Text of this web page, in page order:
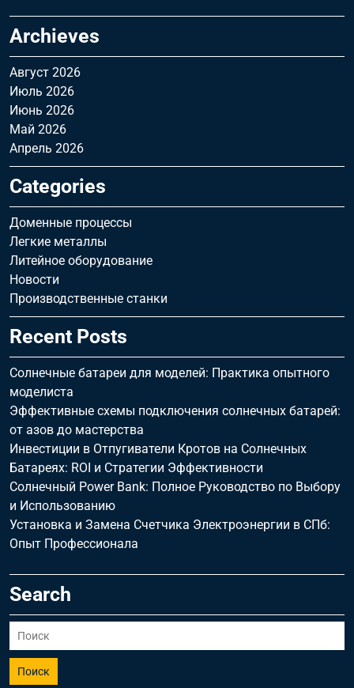
Archieves
Август 2026
Июль 2026
Июнь 2026
Май 2026
Апрель 2026
Categories
Доменные процессы
Легкие металлы
Литейное оборудование
Новости
Производственные станки
Recent Posts
Солнечные батареи для моделей: Практика опытного
моделиста
Эффективные схемы подключения солнечных батарей:
от азов до мастерства
Инвестиции в Отпугиватели Кротов на Солнечных
Батареях: ROI и Стратегии Эффективности
Солнечный Power Bank: Полное Руководство по Выбору
и Использованию
Установка и Замена Счетчика Электроэнергии в СПб:
Опыт Профессионала
Search
Поиск